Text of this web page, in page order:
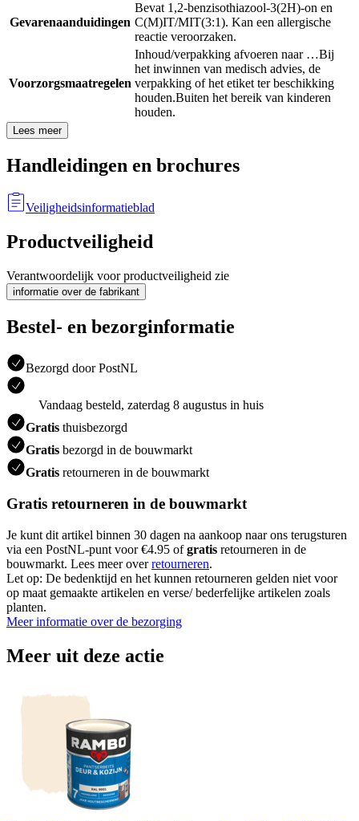
Gevarenaanduidingen
Bevat 1,2-benzisothiazool-3(2H)-on en
C(M)IT/MIT(3:1). Kan een allergische
reactie veroorzaken.
Voorzorgsmaatregelen
Inhoud/verpakking afvoeren naar …Bij
het inwinnen van medisch advies, de
verpakking of het etiket ter beschikking
houden.Buiten het bereik van kinderen
houden.
Lees meer
Handleidingen en brochures
Veiligheidsinformatieblad
Productveiligheid
Verantwoordelijk voor productveiligheid zie
informatie over de fabrikant
Bestel- en bezorginformatie
Bezorgd door PostNL
Vandaag besteld, zaterdag 8 augustus in huis
Gratis thuisbezorgd
Gratis bezorgd in de bouwmarkt
Gratis retourneren in de bouwmarkt
Gratis retourneren in de bouwmarkt
Je kunt dit artikel binnen 30 dagen na aankoop naar ons terugsturen
via een PostNL-punt voor €4.95 ofgratis retourneren in de
bouwmarkt. Lees meer overretourneren.
Let op: De bedenktijd en het kunnen retourneren gelden niet voor
op maat gemaakte artikelen en verse/ bederfelijke artikelen zoals
planten.
Meer informatie over de bezorging
Meer uit deze actie